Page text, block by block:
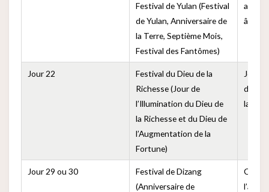
Festival de Yulan (Festival
de Yulan, Anniversaire de
la Terre, Septième Mois,
Festival des Fantômes)
âmes
Jour 22
Festival du Dieu de la
Richesse (Jour de
l’Illumination du Dieu de
la Richesse et du Dieu de
l’Augmentation de la
Fortune)
Jour
de la
la
Jour 29 ou 30
Festival de Dizang
(Anniversaire de